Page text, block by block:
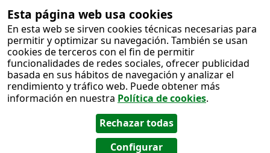
Esta página web usa cookies
En esta web se sirven cookies técnicas necesarias para
permitir y optimizar su navegación. También se usan
cookies de terceros con el fin de permitir
funcionalidades de redes sociales, ofrecer publicidad
basada en sus hábitos de navegación y analizar el
rendimiento y tráfico web. Puede obtener más
información en nuestra Política de cookies.